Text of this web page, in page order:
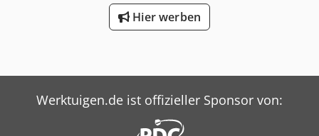
Hier werben
Werktuigen.de ist offizieller Sponsor von: